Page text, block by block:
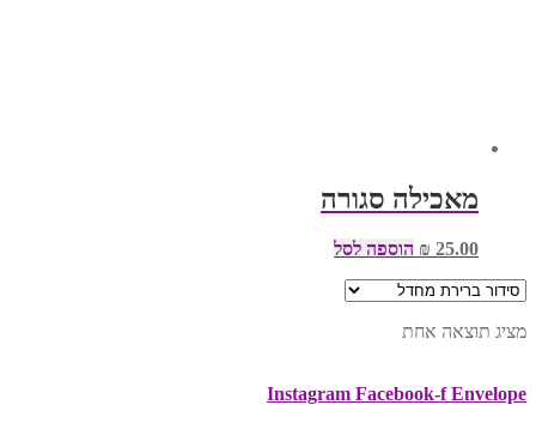
מאכילה סגורה
₪ 25.00 הוספה לסל
מציג תוצאה אחת
Instagram Facebook-f Envelope